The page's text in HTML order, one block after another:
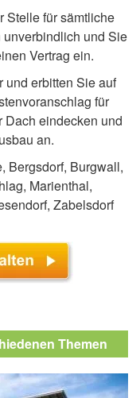
Stelle für sämtliche
und Sie
Vertrag ein.
und erbitten Sie auf
für
eindecken und
an.
Bergsdorf, Burgwall,
Marienthal,
Zabelsdorf
Themen